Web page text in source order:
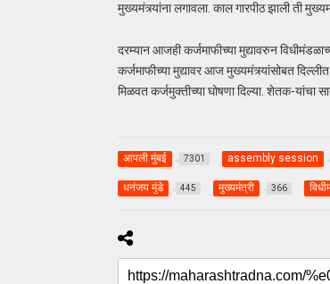
मुख्यमंत्र्यांना लगावला. काल गारपीठ झाली ती
दरम्यान आजही कर्जमाफीच्या मुद्यावरुन
कर्जमाफीच्या मुद्यावर आज मुख्यमंत्र्यांसोबत
मिळवत कर्जमुक्तीच्या घोषणा दिल्या. शेतक-यांचा
आपली मुंबई 7301 assembly session
धनंजय मुंडे 445 मुख्यमंत्री 366